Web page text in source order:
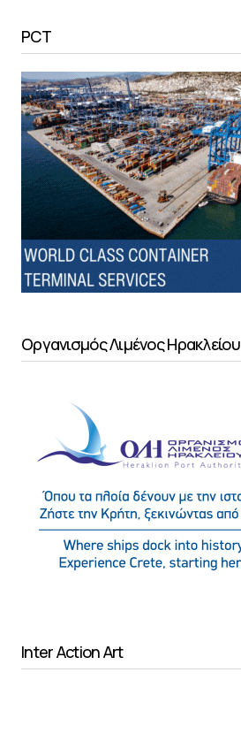
PCT
Οργανισμός Λιμένος Ηρακλείου
Inter Action Art